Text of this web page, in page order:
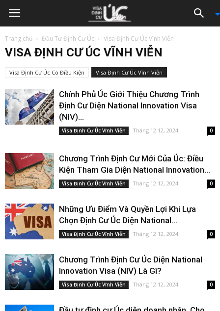
Trang chủ Đầu Tư Định Cư Úc Visa Định Cư Úc Vĩnh Viễn
VISA ĐỊNH CƯ ÚC VĨNH VIỄN
Visa Định Cư Úc Có Điều Kiện Visa Định Cư Úc Vĩnh Viễn
Chính Phủ Úc Giới Thiệu Chương Trình
Định Cư Diện National Innovation Visa
(NIV)...
Visa Định Cư Úc Vĩnh Viễn Tháng 12 12, 2024 0
Chương Trình Định Cư Mới Của Úc: Điều
Kiện Tham Gia Diện National Innovation...
Visa Định Cư Úc Vĩnh Viễn Tháng 12 12, 2024 0
Những Ưu Điểm Và Quyền Lợi Khi Lựa
Chọn Định Cư Úc Diện National...
Visa Định Cư Úc Vĩnh Viễn Tháng 12 12, 2024 0
Chương Trình Định Cư Úc Diện National
Innovation Visa (NIV) Là Gì?
Visa Định Cư Úc Vĩnh Viễn Tháng 12 12, 2024 0